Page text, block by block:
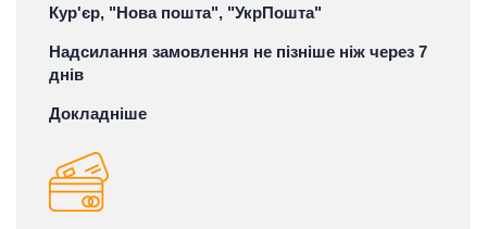
Кур'єр, "Нова пошта", "УкрПошта"
Надсилання замовлення не пізніше ніж через 7
днів
Докладніше